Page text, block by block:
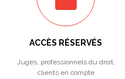
ACCÈS RÉSERVÉS
Juges, professionnels du droit,
clients en compte